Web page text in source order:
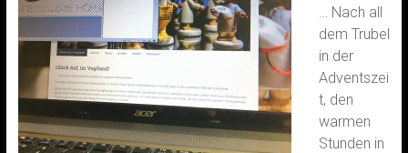
… Nach all
dem Trubel
in der
Adventszei
t, den
warmen
Stunden in